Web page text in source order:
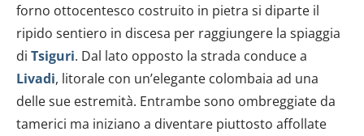
forno ottocentesco costruito in pietra si diparte il
ripido sentiero in discesa per raggiungere la spiaggia
di Tsiguri. Dal lato opposto la strada conduce a
Livadi, litorale con un’elegante colombaia ad una
delle sue estremità. Entrambe sono ombreggiate da
tamerici ma iniziano a diventare piuttosto affollate